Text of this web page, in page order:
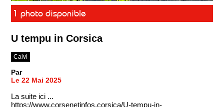
1 photo disponible
U tempu in Corsica
Calvi
Par
Le 22 Mai 2025
La suite ici ...
https://www.corsenetinfos.corsica/U-tempu-in-